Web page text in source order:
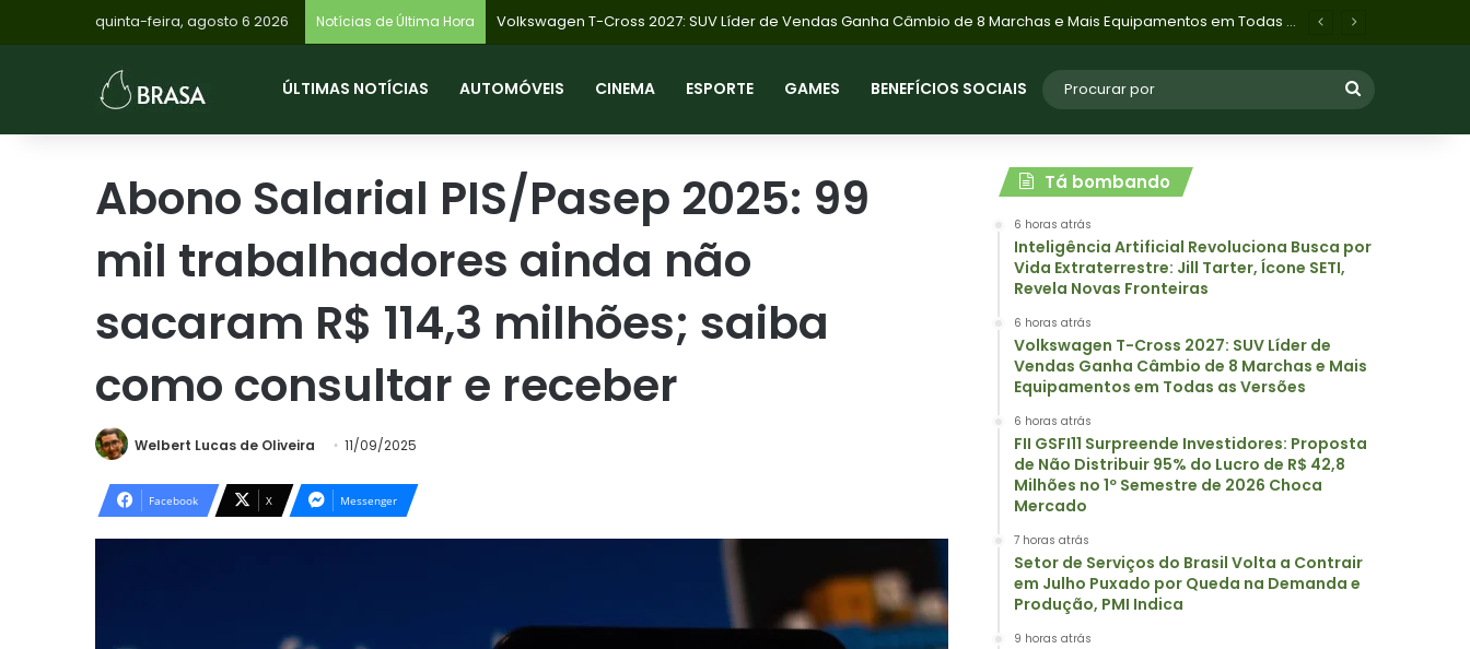
quinta-feira, agosto 6 2026 Notícias de Última Hora FII GSFI11 Surpreende Investidores: Proposta de Não Distribuir 95% do Lucro de R$ 42,8 Milhões no 1º Semestre de 2026 Choca Mercado
ÚLTIMAS NOTÍCIAS AUTOMÓVEIS CINEMA ESPORTE GAMES BENEFÍCIOS SOCIAIS
Abono Salarial PIS/Pasep 2025: 99
mil trabalhadores ainda não
sacaram R$ 114,3 milhões; saiba
como consultar e receber
Welbert Lucas de Oliveira 11/09/2025
Facebook X Messenger
Tá bombando
6 horas atrás
Inteligência Artificial Revoluciona Busca por
Vida Extraterrestre: Jill Tarter, Ícone SETI,
Revela Novas Fronteiras
6 horas atrás
Volkswagen T-Cross 2027: SUV Líder de
Vendas Ganha Câmbio de 8 Marchas e Mais
Equipamentos em Todas as Versões
6 horas atrás
FII GSFI11 Surpreende Investidores: Proposta
de Não Distribuir 95% do Lucro de R$ 42,8
Milhões no 1º Semestre de 2026 Choca
Mercado
7 horas atrás
Setor de Serviços do Brasil Volta a Contrair
em Julho Puxado por Queda na Demanda e
Produção, PMI Indica
9 horas atrás